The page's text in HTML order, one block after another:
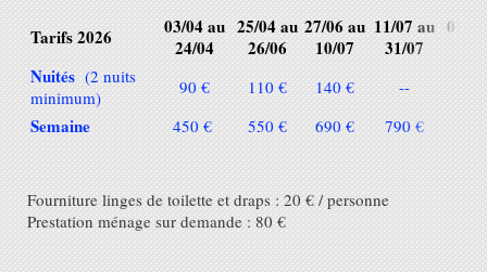
Tarifs 2026
03/04 au
24/04
25/04 au
26/06
27/06 au
10/07
11/07 au
31/07
01/
21/
Nuités(2 nuits
minimum)
90 € 110 € 140 € -- --
Semaine 450 € 550 € 690 € 790 € 890
Fourniture linges de toilette et draps : 20 € / personne
Prestation ménage sur demande : 80 €